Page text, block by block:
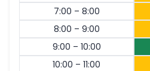
7:00 – 8:00
8:00 – 9:00
9:00 – 10:00
10:00 – 11:00